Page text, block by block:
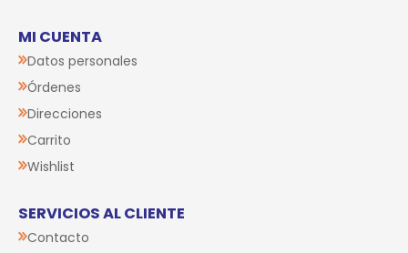
MI CUENTA
Datos personales
Órdenes
Direcciones
Carrito
Wishlist
SERVICIOS AL CLIENTE
Contacto